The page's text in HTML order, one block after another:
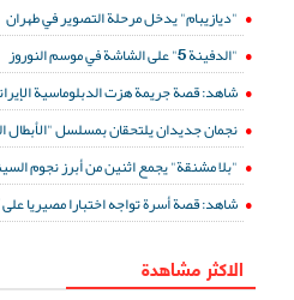
"ديازيبام" يدخل مرحلة التصوير في طهران
"الدفينة 5" على الشاشة في موسم النوروز
شاهد: قصة جريمة هزت الدبلوماسية
نجمان جديدان يلتحقان بمسلسل "الأبطال
"بلا مشنقة" يجمع اثنين من أبرز نجوم
شاهد: قصة أسرة تواجه اختبارا مصيريا
الاكثر مشاهدة